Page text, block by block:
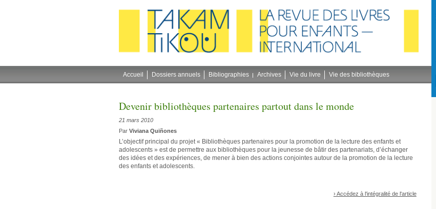
Accueil Dossiers annuels Bibliographies Archives Vie du livre Vie des bibliothèques
Devenir bibliothèques partenaires partout dans le monde
21 mars 2010
Par Viviana Quiñones
L’objectif principal du projet « Bibliothèques partenaires pour la promotion de la lecture des enfants et
adolescents » est de permettre aux bibliothèques pour la jeunesse de bâtir des partenariats, d’échanger
des idées et des expériences, de mener à bien des actions conjointes autour de la promotion de la lecture
des enfants et adolescents.
› Accédez à l'intégralité de l'article